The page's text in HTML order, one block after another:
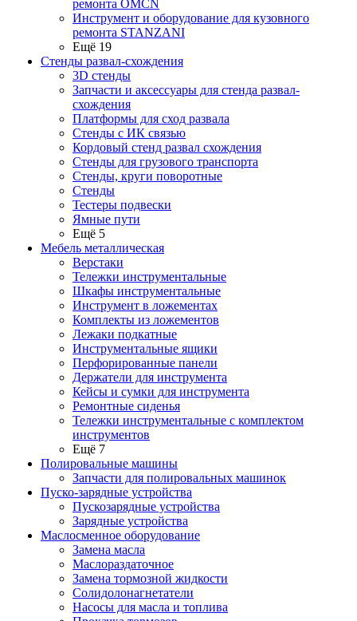
ремонта OMCN
Инструмент и оборудование для кузовного
ремонта STANZANI
Ещё 19
Стенды развал-схождения
3D стенды
Запчасти и аксессуары для стенда развал-
схождения
Платформы для сход развала
Стенды с ИК связью
Кордовый стенд развал схождения
Стенды для грузового транспорта
Стенды, круги поворотные
Стенды
Тестеры подвески
Ямные пути
Ещё 5
Мебель металлическая
Верстаки
Тележки инструментальные
Шкафы инструментальные
Инструмент в ложементах
Комплекты из ложементов
Лежаки подкатные
Инструментальные ящики
Перфорированные панели
Держатели для инструмента
Кейсы и сумки для инструмента
Ремонтные сиденья
Тележки инструментальные с комплектом
инструментов
Ещё 7
Полировальные машины
Запчасти для полировальных машинок
Пуско-зарядные устройства
Пускозарядные устройства
Зарядные устройства
Маслосменное оборудование
Замена масла
Маслораздаточное
Замена тормозной жидкости
Солидолонагнетатели
Насосы для масла и топлива